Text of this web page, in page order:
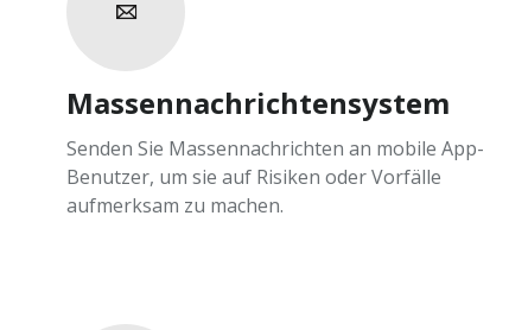
Massennachrichtensystem
Senden Sie Massennachrichten an mobile App-
Benutzer, um sie auf Risiken oder Vorfälle
aufmerksam zu machen.